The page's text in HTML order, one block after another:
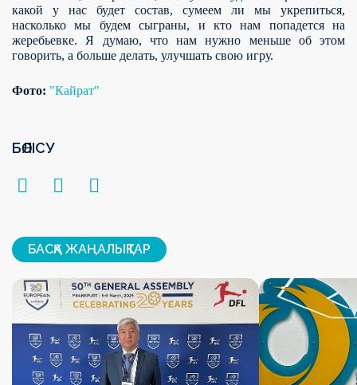
какой у нас будет состав, сумеем ли мы укрепиться,
насколько мы будем сыграны, и кто нам попадется на
жеребьевке. Я думаю, что нам нужно меньше об этом
говорить, а больше делать, улучшать свою игру.
Фото: "Кайрат"
БӨЛІСУ
БАСҚА ЖАҢАЛЫҚТАР